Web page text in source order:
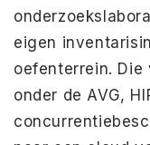
eigen
oefenterrein.
onder de AVG,